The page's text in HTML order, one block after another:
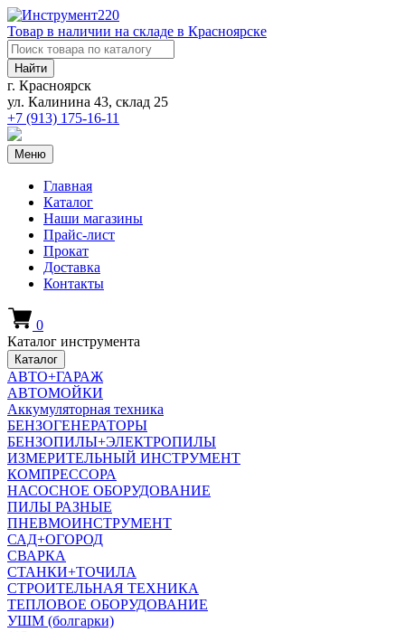
Товар в наличии на складе в Красноярске
Найти
г. Красноярск
ул. Калинина 43, склад 25
+7 (913) 175-16-11
Меню
Главная
Каталог
Наши магазины
Прайс-лист
Прокат
Доставка
Контакты
0
Каталог инструмента
Каталог
АВТО+ГАРАЖ
АВТОМОЙКИ
Аккумуляторная техника
БЕНЗОГЕНЕРАТОРЫ
БЕНЗОПИЛЫ+ЭЛЕКТРОПИЛЫ
ИЗМЕРИТЕЛЬНЫЙ ИНСТРУМЕНТ
КОМПРЕССОРА
НАСОСНОЕ ОБОРУДОВАНИЕ
ПИЛЫ РАЗНЫЕ
ПНЕВМОИНСТРУМЕНТ
САД+ОГОРОД
СВАРКА
СТАНКИ+ТОЧИЛА
СТРОИТЕЛЬНАЯ ТЕХНИКА
ТЕПЛОВОЕ ОБОРУДОВАНИЕ
УШМ (болгарки)